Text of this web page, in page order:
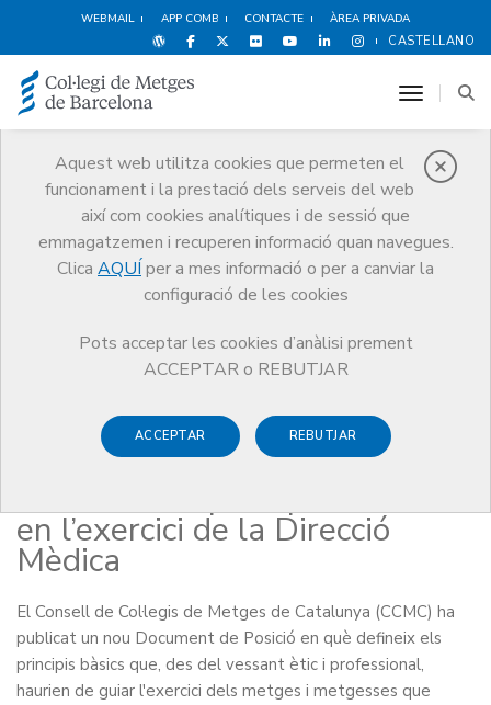
WEBMAIL APP COMB CONTACTE ÀREA PRIVADA
CASTELLANO
Aquest web utilitza cookies que permeten el
funcionament i la prestació dels serveis del web
així com cookies analítiques i de sessió que
emmagatzemen i recuperen informació quan navegues.
Clica AQUÍ per a mes informació o per a canviar la
configuració de les cookies
Pots acceptar les cookies d’anàlisi prement
ACCEPTAR o REBUTJAR
ACCEPTAR REBUTJAR
toggle
Notícies
Comunicació
Notícies
Nou Document de Posició del CCMC sobre principis i deures en
l’exercici de la Direcció Mèdica
7 DE GENER DE 2019
Nou Document de Posició del
CCMC sobre principis i deures
en l’exercici de la Direcció
Mèdica
El Consell de Col·legis de Metges de Catalunya (CCMC) ha
publicat un nou Document de Posició en què defineix els
principis bàsics que, des del vessant ètic i professional,
haurien de guiar l'exercici dels metges i metgesses que